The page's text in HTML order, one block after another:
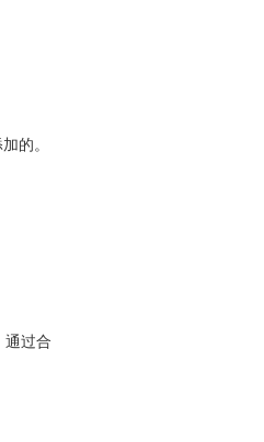
的。
通过合